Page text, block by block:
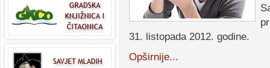
31. listopada 2012. godine.
Opširnije...